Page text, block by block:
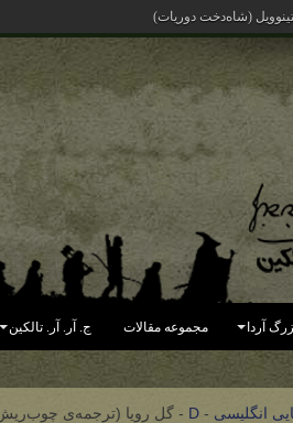
تینوویل (شاه‌دخت دوریات)
آردا مجموعه مقالات ج. آر. آر. تالکین
انگلیسی -
D
- گل رویا (ترجمه‌ی چوب‌ریش